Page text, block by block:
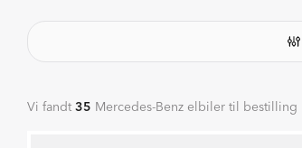
Vi fandt 35 Mercedes-Benz elbiler til bestilling